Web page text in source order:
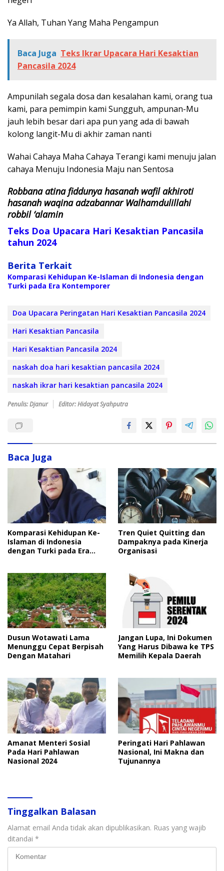
Ya Allah, Tuhan Yang Maha Pengampun
Baca Juga Teks Ikrar Upacara Hari Kesaktian
Pancasila 2024
Ampunilah segala dosa dan kesalahan kami, orang tua
kami, para pemimpin kami Sungguh, ampunan-Mu
jauh lebih besar dari apa pun yang ada di bawah
kolong langit-Mu di akhir zaman nanti
Wahai Cahaya Maha Cahaya Terangi kami menuju jalan
cahaya Menuju Indonesia Maju nan Sentosa
Robbana atina fiddunya hasanah wafil akhiroti
hasanah waqina adzabannar Walhamdulillahi
robbil ‘alamin
Teks Doa Upacara Hari Kesaktian Pancasila
tahun 2024
Berita Terkait
Komparasi Kehidupan Ke-Islaman di Indonesia dengan
Turki pada Era Kontemporer
Doa Upacara Peringatan Hari Kesaktian Pancasila 2024
Hari Kesaktian Pancasila
Hari Kesaktian Pancasila 2024
naskah doa hari kesaktian pancasila 2024
naskah ikrar hari kesaktian pancasila 2024
Penulis: Djanur Editor: Hidayat Syahputra
Baca Juga
Komparasi Kehidupan Ke-
Islaman di Indonesia
dengan Turki pada Era
Tren Quiet Quitting dan
Dampaknya pada Kinerja
Organisasi
Dusun Wotawati Lama
Menunggu Cepat Berpisah
Dengan Matahari
Jangan Lupa, Ini Dokumen
Yang Harus Dibawa ke TPS
Memilih Kepala Daerah
Amanat Menteri Sosial
Pada Hari Pahlawan
Nasional 2024
Peringati Hari Pahlawan
Nasional, Ini Makna dan
Tujunannya
Tinggalkan Balasan
Alamat email Anda tidak akan dipublikasikan. Ruas yang wajib
ditandai *